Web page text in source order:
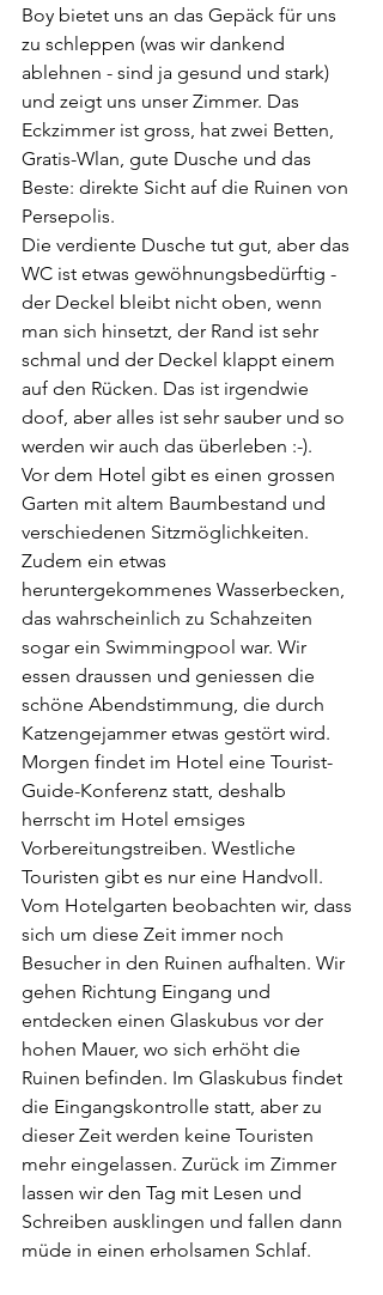
Boy bietet uns an das Gepäck für uns
zu schleppen (was wir dankend
ablehnen - sind ja gesund und stark)
und zeigt uns unser Zimmer. Das
Eckzimmer ist gross, hat zwei Betten,
Gratis-Wlan, gute Dusche und das
Beste: direkte Sicht auf die Ruinen von
Persepolis.
Die verdiente Dusche tut gut, aber das
WC ist etwas gewöhnungsbedürftig -
der Deckel bleibt nicht oben, wenn
man sich hinsetzt, der Rand ist sehr
schmal und der Deckel klappt einem
auf den Rücken. Das ist irgendwie
doof, aber alles ist sehr sauber und so
werden wir auch das überleben :-).
Vor dem Hotel gibt es einen grossen
Garten mit altem Baumbestand und
verschiedenen Sitzmöglichkeiten.
Zudem ein etwas
heruntergekommenes Wasserbecken,
das wahrscheinlich zu Schahzeiten
sogar ein Swimmingpool war. Wir
essen draussen und geniessen die
schöne Abendstimmung, die durch
Katzengejammer etwas gestört wird.
Morgen findet im Hotel eine Tourist-
Guide-Konferenz statt, deshalb
herrscht im Hotel emsiges
Vorbereitungstreiben. Westliche
Touristen gibt es nur eine Handvoll.
Vom Hotelgarten beobachten wir, dass
sich um diese Zeit immer noch
Besucher in den Ruinen aufhalten. Wir
gehen Richtung Eingang und
entdecken einen Glaskubus vor der
hohen Mauer, wo sich erhöht die
Ruinen befinden. Im Glaskubus findet
die Eingangskontrolle statt, aber zu
dieser Zeit werden keine Touristen
mehr eingelassen. Zurück im Zimmer
lassen wir den Tag mit Lesen und
Schreiben ausklingen und fallen dann
müde in einen erholsamen Schlaf.